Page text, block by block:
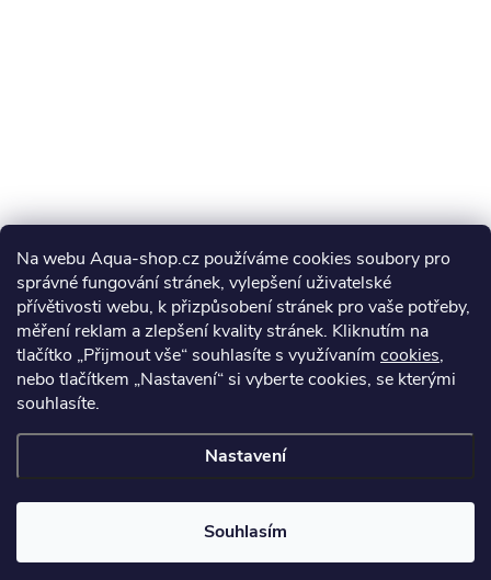
Na webu Aqua-shop.cz používáme cookies soubory pro
správné fungování stránek, vylepšení uživatelské
přívětivosti webu, k přizpůsobení stránek pro vaše potřeby,
měření reklam a zlepšení kvality stránek. Kliknutím na
tlačítko „Přijmout vše“ souhlasíte s využívaním cookies,
nebo tlačítkem „Nastavení“ si vyberte cookies, se kterými
souhlasíte.
Nastavení
Souhlasím